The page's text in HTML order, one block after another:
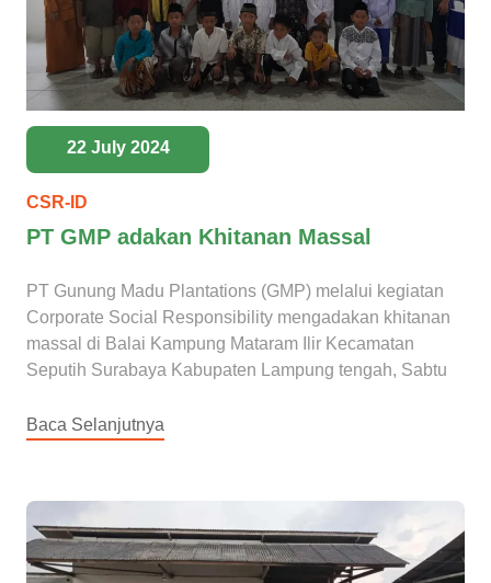
CSR-ID
PT GMP adakan Khitanan Massal
PT Gunung Madu Plantations (GMP) melalui kegiatan
Corporate Social Responsibility mengadakan khitanan
massal di Balai Kampung Mataram Ilir Kecamatan
Seputih Surabaya Kabupaten Lampung tengah, Sabtu
Baca Selanjutnya
22 July 2024